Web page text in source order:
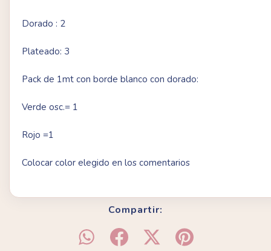
Dorado : 2
Plateado: 3
Pack de 1mt con borde blanco con dorado:
Verde osc.= 1
Rojo =1
Colocar color elegido en los comentarios
Compartir: